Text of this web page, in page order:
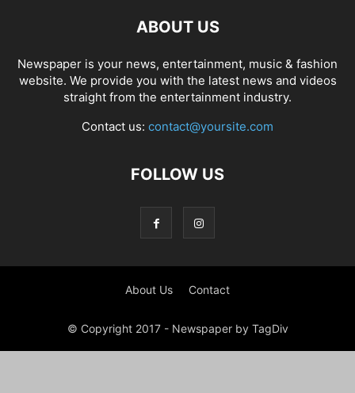
ABOUT US
Newspaper is your news, entertainment, music & fashion
website. We provide you with the latest news and videos
straight from the entertainment industry.
Contact us: contact@yoursite.com
FOLLOW US
About Us Contact
© Copyright 2017 - Newspaper by TagDiv